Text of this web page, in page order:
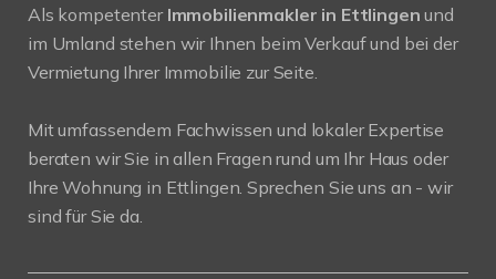
Als kompetenter Immobilienmakler in Ettlingen und
im Umland stehen wir Ihnen beim Verkauf und bei der
Vermietung Ihrer Immobilie zur Seite.
Mit umfassendem Fachwissen und lokaler Expertise
beraten wir Sie in allen Fragen rund um Ihr Haus oder
Ihre Wohnung in Ettlingen. Sprechen Sie uns an - wir
sind für Sie da.